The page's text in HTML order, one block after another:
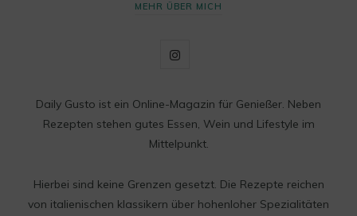
MEHR ÜBER MICH
I
t
g
Daily Gusto ist ein Online-Magazin für Genießer. Neben
Rezepten stehen gutes Essen, Wein und Lifestyle im
Mittelpunkt.
Hierbei sind keine Grenzen gesetzt. Die Rezepte reichen
von italienischen klassikern über hohenloher Spezialitäten